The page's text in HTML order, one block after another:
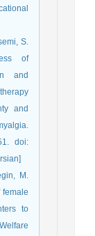
S.
of
and
and
doi:
M.
to